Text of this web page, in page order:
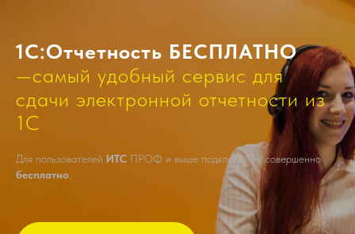
1С:Отчетность БЕСПЛАТНО
—самый удобный сервис для
сдачи электронной отчетности из
1С
Для пользователей ИТС ПРОФ и выше подключение совершенно
бесплатно